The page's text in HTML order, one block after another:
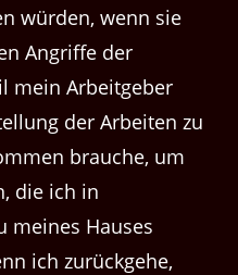
würden, wenn sie
Angriffe der
mein Arbeitgeber
der Arbeiten zu
brauche, um
die ich in
meines Hauses
ich zurückgehe,